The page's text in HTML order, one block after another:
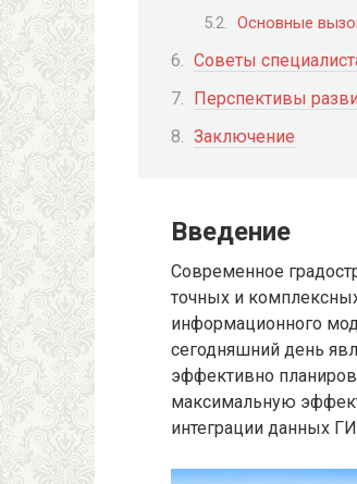
Основные
Советы
Перспективы
Заключение
Введение
Современное
точных и
информационного
сегодняшний день
эффективно
максимальную
интеграции данных